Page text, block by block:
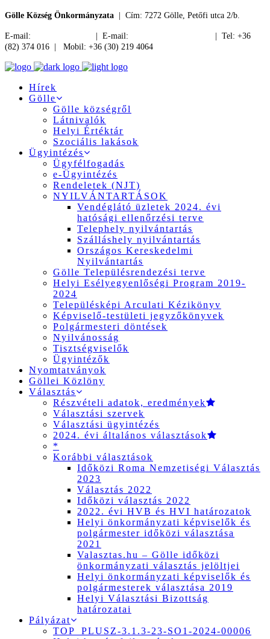
Gölle Község Önkormányzata | Cím: 7272 Gölle, Petőfi utca 2/b.
E-mail: | E-mail:
| Tel: +36
(82) 374 016 | Mobil: +36 (30) 219 4064
Hírek
Gölle
Gölle községről
Látnivalók
Helyi Értéktár
Szociális lakások
Ügyintézés
Ügyfélfogadás
e-Ügyintézés
Rendeletek (NJT)
NYILVÁNTARTÁSOK
Vendéglátó üzletek 2024. évi
hatósági ellenőrzési terve
Telephely nyilvántartás
Szálláshely nyilvántartás
Országos Kereskedelmi
Nyilvántartás
Gölle Településrendezési terve
Helyi Esélyegyenlőségi Program 2019-
2024
Településképi Arculati Kézikönyv
Képviselő-testületi jegyzőkönyvek
Polgármesteri döntések
Nyilvánosság
Tisztségviselők
Ügyintézők
Nyomtatványok
Göllei Közlöny
Választás
Részvételi adatok, eredmények
Választási szervek
Választási ügyintézés
2024. évi általános választások
*
Korábbi választások
Időközi Roma Nemzetiségi Választás
2023
Választás 2022
Időközi választás 2022
2022. évi HVB és HVI határozatok
Helyi önkormányzati képviselők és
polgármester időközi választása
2021
Valasztas.hu – Gölle időközi
önkormányzati választás jelöltjei
Helyi önkormányzati képviselők és
polgármesterek választása 2019
Helyi Választási Bizottság
határozatai
Pályázat
TOP_PLUSZ-3.1.3-23-SO1-2024-00006